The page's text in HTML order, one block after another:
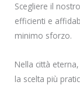
Scegliere il
efficienti e
minimo sforzo.
Nella città
la scelta più